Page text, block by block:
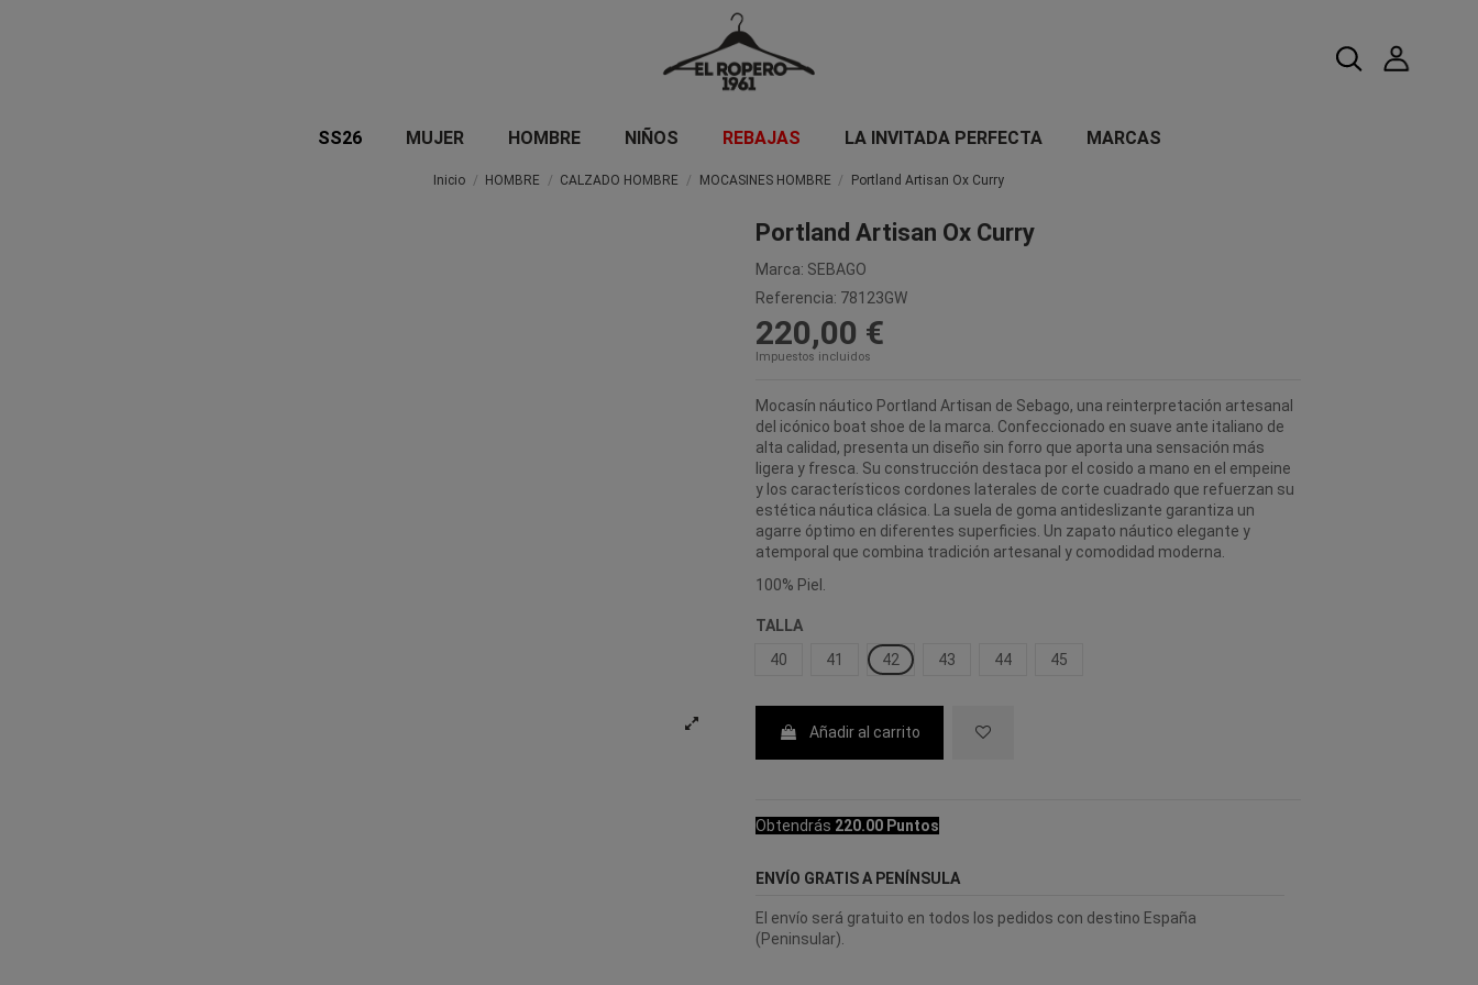
SS26 MUJER HOMBRE NIÑOS REBAJAS LA INVITADA PERFECTA MARCAS
Inicio HOMBRE CALZADO HOMBRE MOCASINES HOMBRE Portland Artisan Ox Curry
Portland Artisan Ox Curry
Marca: SEBAGO
Referencia: 78123GW
220,00 €
Impuestos incluidos
Mocasín náutico Portland Artisan de Sebago, una reinterpretación artesanal
del icónico boat shoe de la marca. Confeccionado en suave ante italiano de
alta calidad, presenta un diseño sin forro que aporta una sensación más
ligera y fresca. Su construcción destaca por el cosido a mano en el empeine
y los característicos cordones laterales de corte cuadrado que refuerzan su
estética náutica clásica. La suela de goma antideslizante garantiza un
agarre óptimo en diferentes superficies. Un zapato náutico elegante y
atemporal que combina tradición artesanal y comodidad moderna.
100% Piel.
TALLA
40
41 42 43 44 45
Añadir al carrito
Obtendrás 220.00 Puntos
ENVÍO GRATIS A PENÍNSULA
El envío será gratuito en todos los pedidos con destino España
(Peninsular).